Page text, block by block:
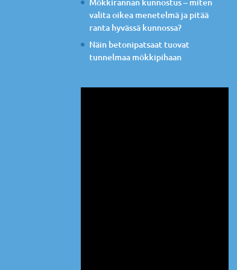
Mökkirannan kunnostus – miten
valita oikea menetelmä ja pitää
ranta hyvässä kunnossa?
Näin betonipatsaat tuovat
tunnelmaa mökkipihaan